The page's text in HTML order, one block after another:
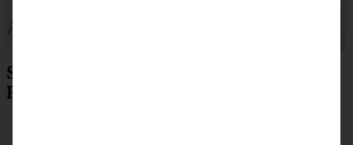
Schokoladen Letter-Cake mit Beeren –
Rezept zum Drucken